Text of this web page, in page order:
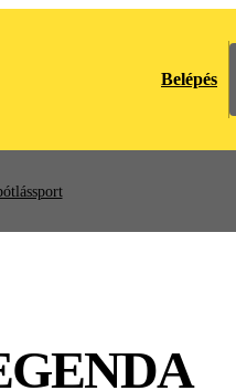
Belépés